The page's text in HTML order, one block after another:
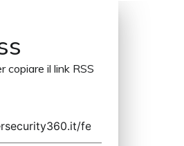
copiare il link RSS